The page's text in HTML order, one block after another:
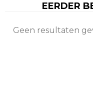
EERDER
Geen resultaten